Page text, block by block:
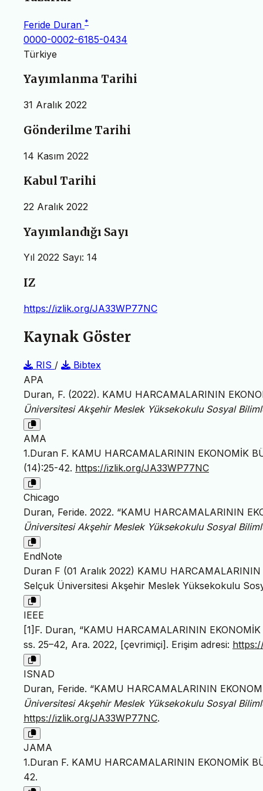
Feride Duran *
0000-0002-6185-0434
Türkiye
Yayımlanma Tarihi
31 Aralık 2022
Gönderilme Tarihi
14 Kasım 2022
Kabul Tarihi
22 Aralık 2022
Yayımlandığı Sayı
Yıl 2022 Sayı: 14
IZ
https://izlik.org/JA33WP77NC
Kaynak Göster
RIS /
Bibtex
APA
Duran, F. (2022). KAMU HARCAMALARININ
Üniversitesi Akşehir Meslek Yüksekokulu Sosyal
AMA
1.Duran F. KAMU HARCAMALARININ EKONOMİK
(14):25-42. https://izlik.org/JA33WP77NC
Chicago
Duran, Feride. 2022. “KAMU HARCAMALARININ
Üniversitesi Akşehir Meslek Yüksekokulu Sosyal
EndNote
Duran F (01 Aralık 2022) KAMU
Selçuk Üniversitesi Akşehir Meslek Yüksekokulu
IEEE
[1]F. Duran, “KAMU HARCAMALARININ
ss. 25–42, Ara. 2022, [çevrimiçi]. Erişim adresi:
ISNAD
Duran, Feride. “KAMU HARCAMALARININ
Üniversitesi Akşehir Meslek Yüksekokulu Sosyal
https://izlik.org/JA33WP77NC.
JAMA
1.Duran F. KAMU HARCAMALARININ EKONOMİK
42.